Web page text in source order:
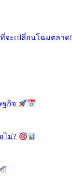
จะเปลี่ยนโฉมตลาด!
กิจ
ไม่?